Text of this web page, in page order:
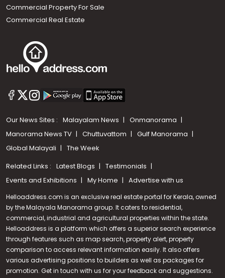
Call us
+91 9747 000 857
Commercial Property For Sale
Commercial Real Estate
Our News Sites : Malayalam News
Onmanorama
Manorama News TV
Chuttuvattom
Gulf Manorama
Global Malayali
The Week
Related Links : Latest Blogs
Testimonials
Events and Exhibitions
My Home Advertise with us
Helloaddress.com is an exclusive real estate portal for Kerala, owned
by the Malayala Manorama group. It caters to residential,
commercial, industrial and agricultural properties within the state.
Helloaddress is a platform which offers a superior search experience
through features such as map search, property alert, property
comparison to access relevant information easily. It also offers
various advertising positions to builders as well as packages for
promotion. Get in touch with us for your feedback and suggestions.